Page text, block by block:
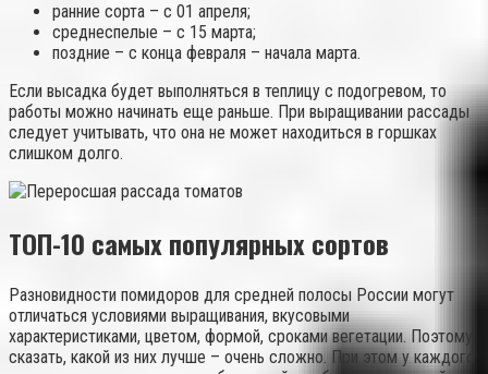
ранние сорта – с 01 апреля;
среднеспелые – с 15 марта;
поздние – с конца февраля – начала марта.
Если высадка будет выполняться в теплицу с подогревом, то
работы можно начинать еще раньше. При выращивании рассады
следует учитывать, что она не может находиться в горшках
слишком долго.
ТОП-10 самых популярных сортов
Разновидности помидоров для средней полосы России могут
отличаться условиями выращивания, вкусовыми
характеристиками, цветом, формой, сроками вегетации. Поэтому
сказать, какой из них лучше – очень сложно. При этом у каждого